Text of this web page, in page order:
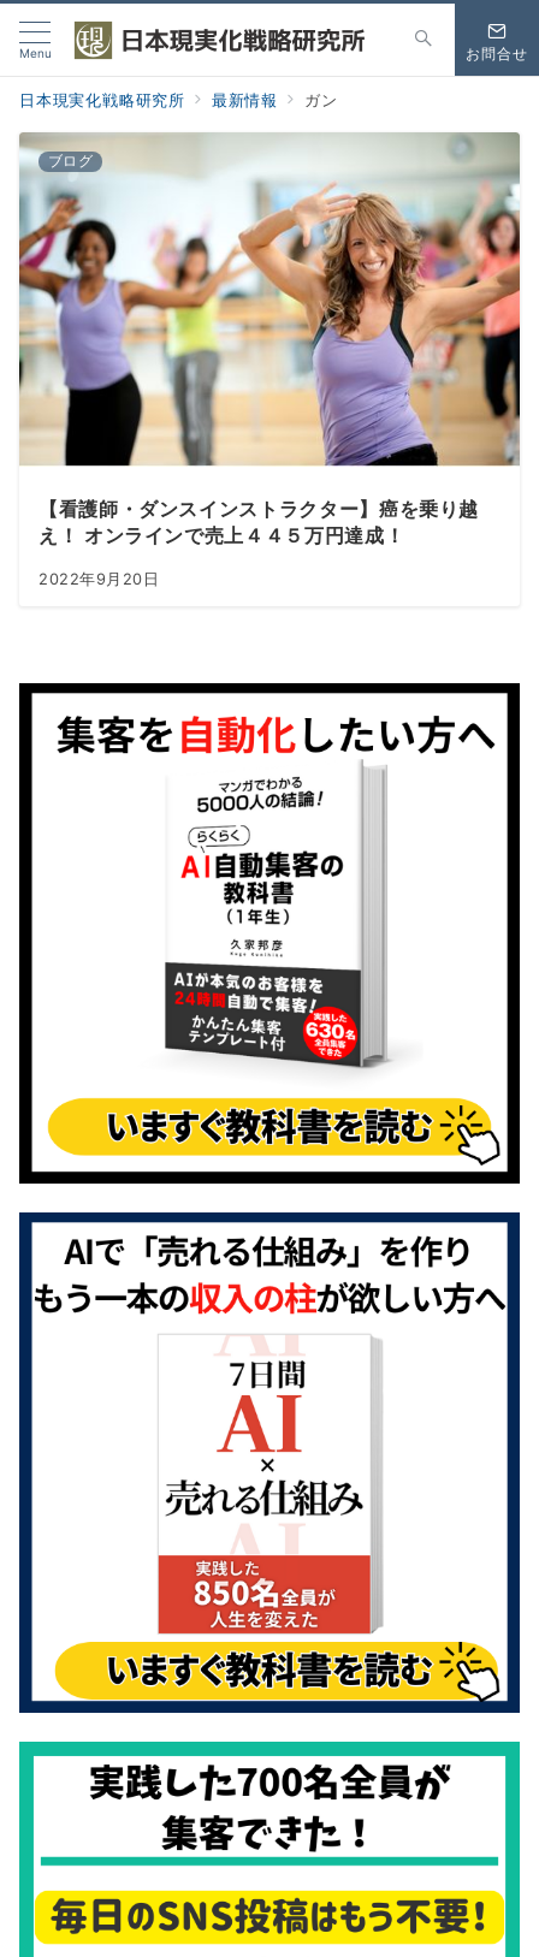
Menu お問合せ
日本現実化戦略研究所 最新情報 ガン
ブログ
【看護師・ダンスインストラクター】癌を乗り越
え！ オンラインで売上４４５万円達成！
2022年9月20日